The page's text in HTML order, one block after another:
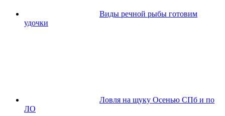
Виды речной рыбы готовим
удочки
Ловля на щуку Осенью СПб и по
ЛО